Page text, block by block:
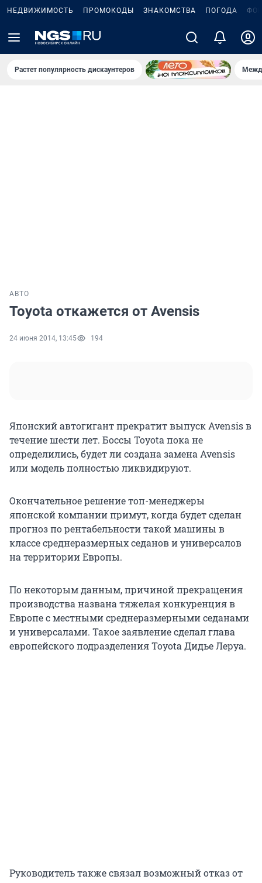
НЕДВИЖИМОСТЬ ПРОМОКОДЫ ЗНАКОМСТВА ПОГОДА
Растет популярность дискаунтеров
АВТО
Toyota откажется от Avensis
24 июня 2014, 13:45 194
Японский автогигант прекратит выпуск Avensis в
течение шести лет. Боссы Toyota пока не
определились, будет ли создана замена Avensis
или модель полностью ликвидируют.
Окончательное решение топ-менеджеры
японской компании примут, когда будет сделан
прогноз по рентабельности такой машины в
классе среднеразмерных седанов и универсалов
на территории Европы.
По некоторым данным, причиной прекращения
производства названа тяжелая конкуренция в
Европе с местными среднеразмерными седанами
и универсалами. Такое заявление сделал глава
европейского подразделения Toyota Дидье Леруа.
Руководитель также связал возможный отказ от